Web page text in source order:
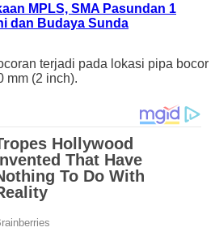
MPLS, SMA Pasundan 1
dan Budaya Sunda
terjadi pada lokasi pipa bocor
mm (2 inch).